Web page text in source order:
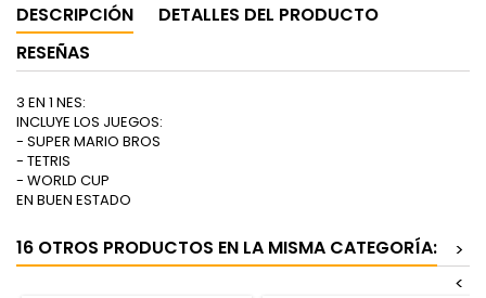
DESCRIPCIÓN
DETALLES DEL PRODUCTO
RESEÑAS
3 EN 1 NES:
INCLUYE LOS JUEGOS:
- SUPER MARIO BROS
- TETRIS
- WORLD CUP
EN BUEN ESTADO
16 OTROS PRODUCTOS EN LA MISMA CATEGORÍA:
>
<